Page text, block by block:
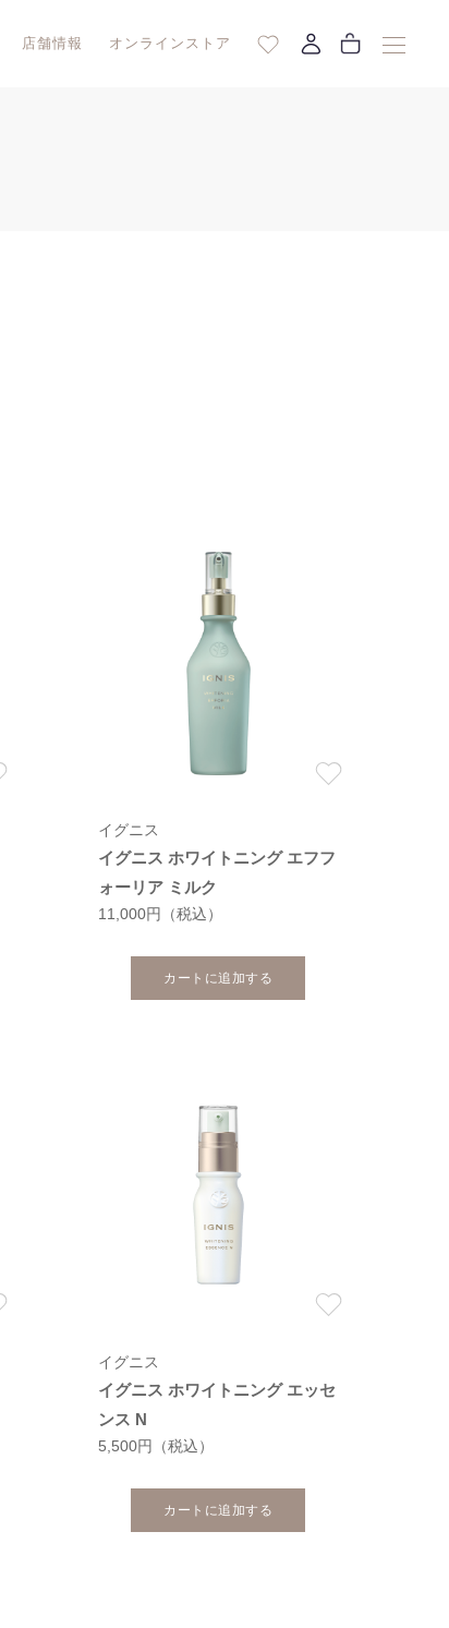
店舗情報 オンラインストア
イグニス
イグニス ホワイトニング エフフ
ォーリア ミルク
11,000円 （税込）
カートに追加する
イグニス
イグニス ホワイトニング エッセ
ンス N
5,500円 （税込）
カートに追加する